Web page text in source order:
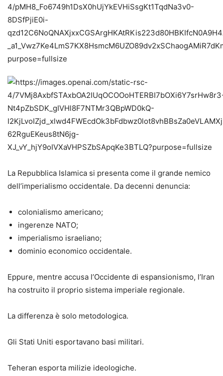
La Repubblica Islamica si presenta come il grande nemico
dell’imperialismo occidentale. Da decenni denuncia:
colonialismo americano;
ingerenze NATO;
imperialismo israeliano;
dominio economico occidentale.
Eppure, mentre accusa l’Occidente di espansionismo, l’Iran
ha costruito il proprio sistema imperiale regionale.
La differenza è solo metodologica.
Gli Stati Uniti esportavano basi militari.
Teheran esporta milizie ideologiche.